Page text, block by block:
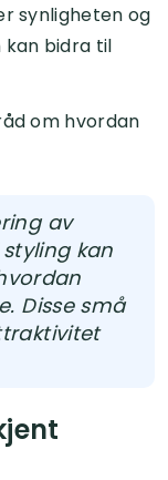
synligheten og
kan bidra til
om hvordan
av
kan
Disse små